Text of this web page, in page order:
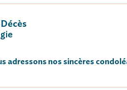
toutes les personnes qui,
marques de sympathie,
l'ensemble du personnel
adressons nos sincères